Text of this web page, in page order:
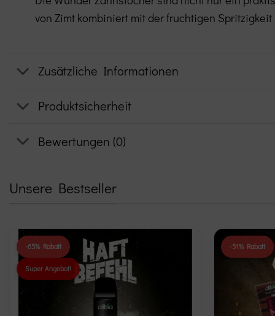
von Zimt kombiniert mit der fruchtigen Spritzigkeit
Zusätzliche Informationen
Produktsicherheit
Bewertungen (0)
Unsere Bestseller
-65% Rabatt
Super Angebot!
-51% Rabatt